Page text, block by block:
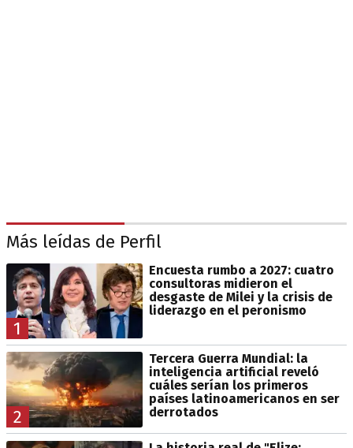
Más leídas de Perfil
1
Encuesta rumbo a 2027: cuatro
consultoras midieron el
desgaste de Milei y la crisis de
liderazgo en el peronismo
2
Tercera Guerra Mundial: la
inteligencia artificial reveló
cuáles serían los primeros
países latinoamericanos en ser
derrotados